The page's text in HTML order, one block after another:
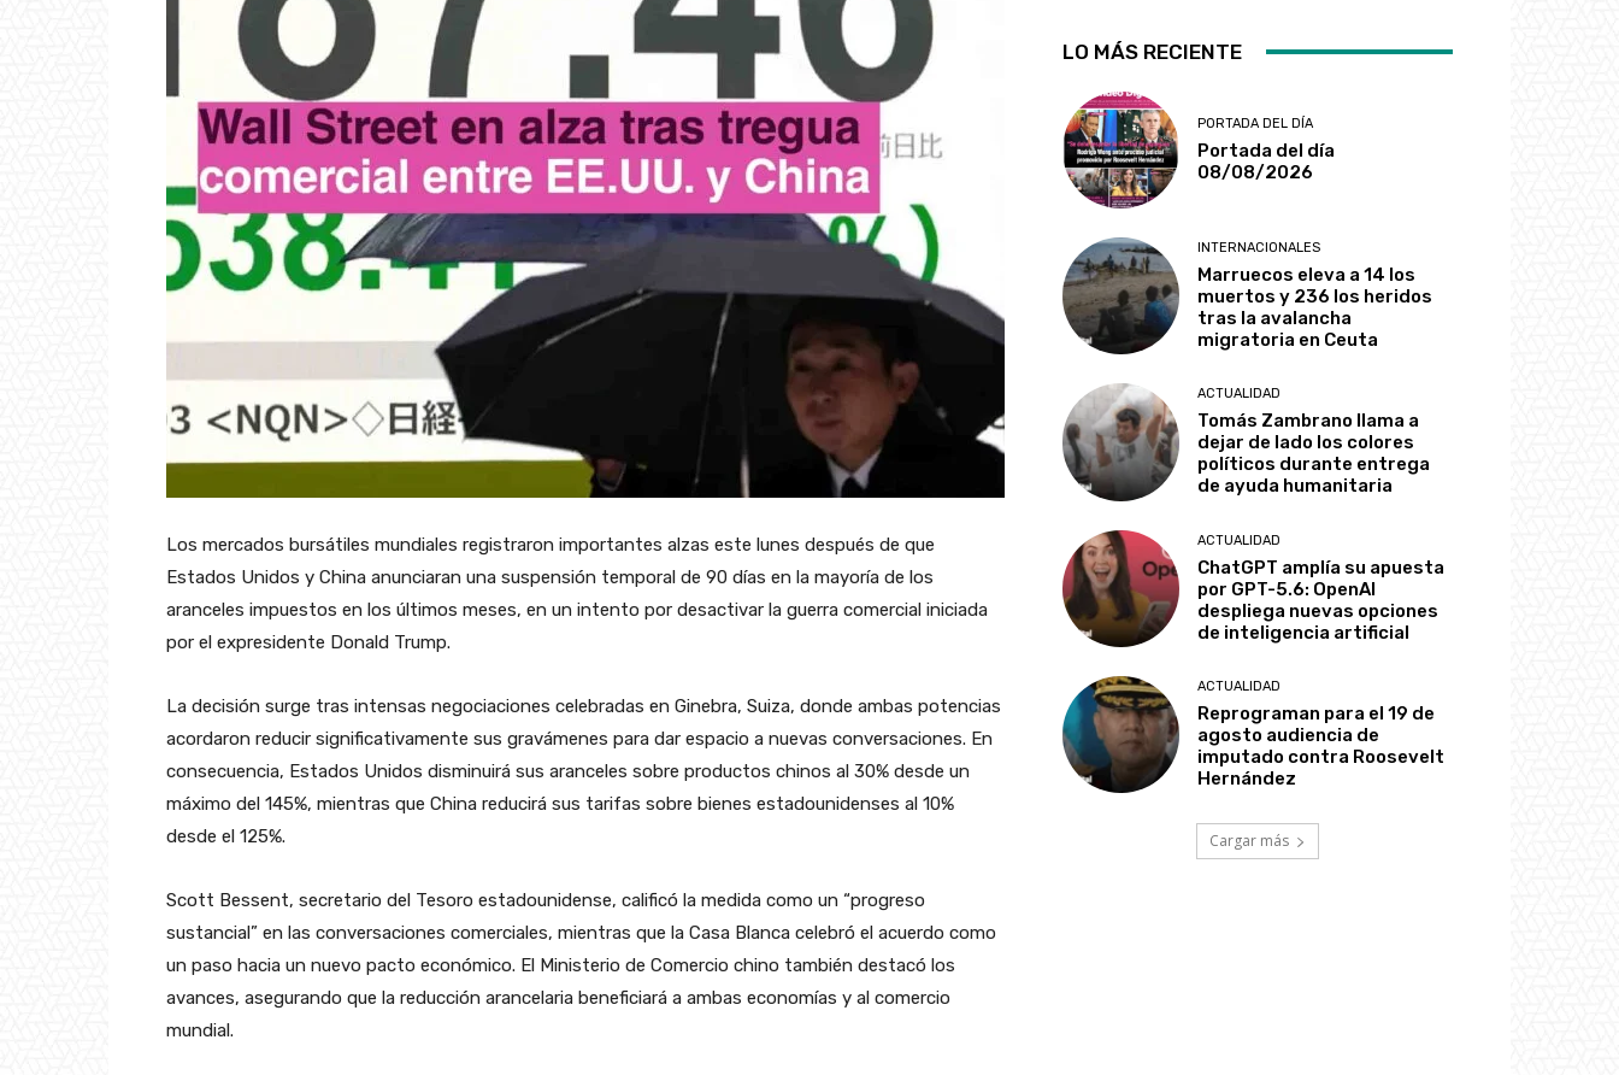
Los mercados bursátiles mundiales registraron importantes alzas este lunes después de que
Estados Unidos y China anunciaran una suspensión temporal de 90 días en la mayoría de los
aranceles impuestos en los últimos meses, en un intento por desactivar la guerra comercial iniciada
por el expresidente Donald Trump.
La decisión surge tras intensas negociaciones celebradas en Ginebra, Suiza, donde ambas potencias
acordaron reducir significativamente sus gravámenes para dar espacio a nuevas conversaciones. En
consecuencia, Estados Unidos disminuirá sus aranceles sobre productos chinos al 30% desde un
máximo del 145%, mientras que China reducirá sus tarifas sobre bienes estadounidenses al 10%
desde el 125%.
Scott Bessent, secretario del Tesoro estadounidense, calificó la medida como un “progreso
sustancial” en las conversaciones comerciales, mientras que la Casa Blanca celebró el acuerdo como
un paso hacia un nuevo pacto económico. El Ministerio de Comercio chino también destacó los
avances, asegurando que la reducción arancelaria beneficiará a ambas economías y al comercio
mundial.
LO MÁS RECIENTE
PORTADA DEL DÍA
Portada del día
08/08/2026
INTERNACIONALES
Marruecos eleva a 14 los
muertos y 236 los heridos
tras la avalancha
migratoria en Ceuta
ACTUALIDAD
Tomás Zambrano llama a
dejar de lado los colores
políticos durante entrega
de ayuda humanitaria
ACTUALIDAD
ChatGPT amplía su apuesta
por GPT-5.6: OpenAI
despliega nuevas opciones
de inteligencia artificial
ACTUALIDAD
Reprograman para el 19 de
agosto audiencia de
imputado contra Roosevelt
Hernández
Cargar más